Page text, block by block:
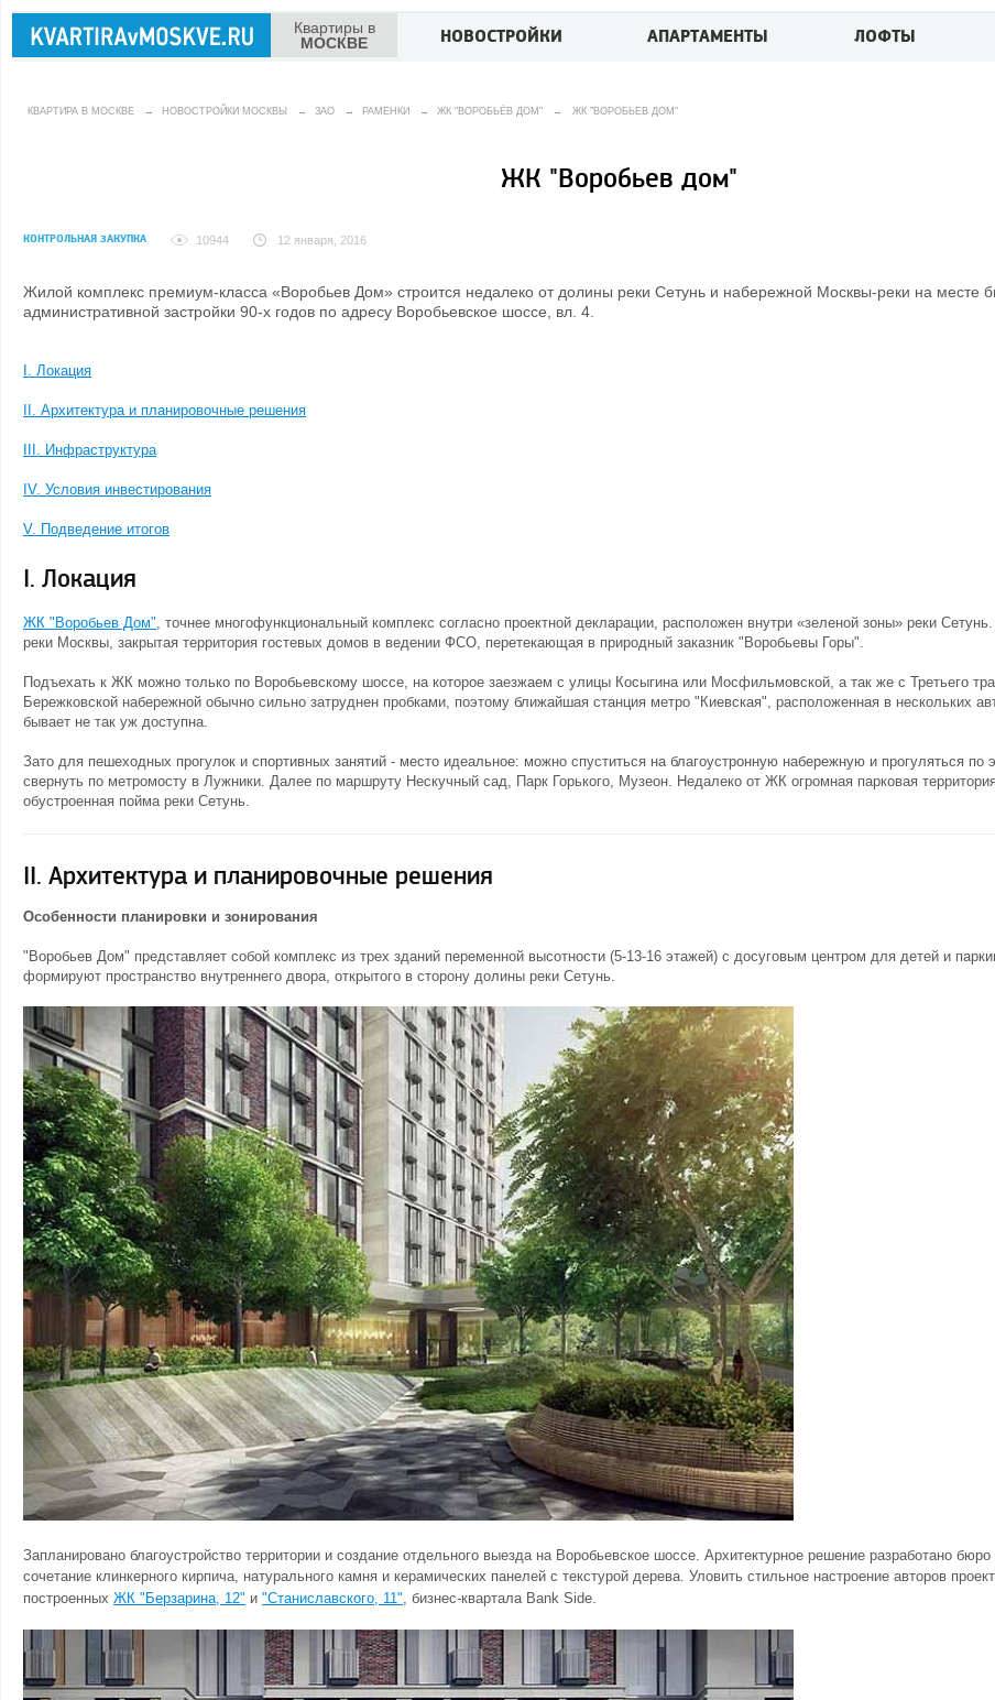
Квартиры в
МОСКВЕ
НОВОСТРОЙКИ АПАРТАМЕНТЫ ЛОФТЫ
КВАРТИРА В МОСКВЕ → НОВОСТРОЙКИ МОСКВЫ → ЗАО → РАМЕНКИ → ЖК "ВОРОБЬЁВ ДОМ" → ЖК "ВОРОБЬЕВ ДОМ"
ЖК "Воробьев дом"
КОНТРОЛЬНАЯ ЗАКУПКА 10944 12 января, 2016
Жилой комплекс премиум-класса «Воробьев Дом» строится недалеко от долины реки Сетунь и набережной Москвы-реки на месте
административной застройки 90-х годов по адресу Воробьевское шоссе, вл. 4.
I. Локация
II. Архитектура и планировочные решения
III. Инфраструктура
IV. Условия инвестирования
V. Подведение итогов
I. Локация
ЖК "Воробьев Дом", точнее многофункциональный комплекс согласно проектной декларации, расположен внутри «зеленой зоны» реки
реки Москвы, закрытая территория гостевых домов в ведении ФСО, перетекающая в природный заказник "Воробьевы Горы".
Подъехать к ЖК можно только по Воробьевскому шоссе, на которое заезжаем с улицы Косыгина или Мосфильмовской, а так же с Третьего
Бережковской набережной обычно сильно затруднен пробками, поэтому ближайшая станция метро "Киевская", расположенная в нескольких
бывает не так уж доступна.
Зато для пешеходных прогулок и спортивных занятий - место идеальное: можно спуститься на благоустронную набережную и прогуляться по
свернуть по метромосту в Лужники. Далее по маршруту Нескучный сад, Парк Горького, Музеон. Недалеко от ЖК огромная парковая
обустроенная пойма реки Сетунь.
II. Архитектура и планировочные решения
Особенности планировки и зонирования
"Воробьев Дом" представляет собой комплекс из трех зданий переменной высотности (5-13-16 этажей) с досуговым центром для детей и
формируют пространство внутреннего двора, открытого в сторону долины реки Сетунь.
Запланировано благоустройство территории и создание отдельного выезда на Воробьевское шоссе. Архитектурное решение разработано
сочетание клинкерного кирпича, натурального камня и керамических панелей с текстурой дерева. Уловить стильное настроение авторов
построенных ЖК "Берзарина, 12" и "Станиславского, 11", бизнес-квартала Bank Side.